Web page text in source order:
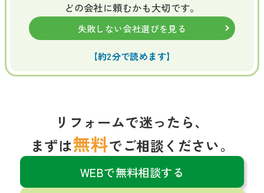
どの会社に頼むかも大切です。
失敗しない会社選びを見る
【約2分で読めます】
リフォームで迷ったら、
まずは無料でご相談ください。
WEBで無料相談する